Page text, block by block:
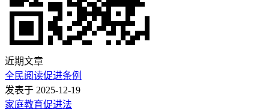
近期文章
全民阅读促进条例
发表于 2025-12-19
家庭教育促进法